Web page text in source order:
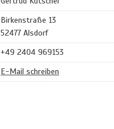
Birkenstraße 13
52477 Alsdorf
+49 2404 969153
E-Mail schreiben